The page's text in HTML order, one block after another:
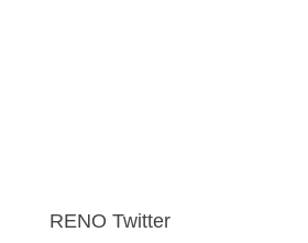
RENO Twitter